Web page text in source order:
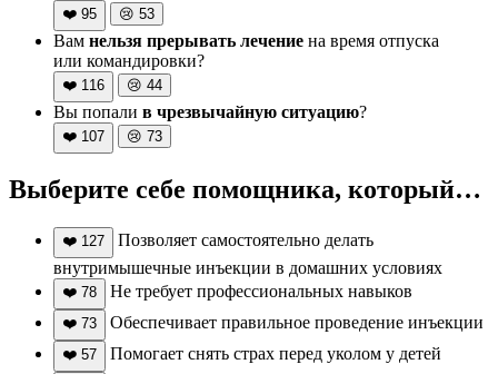
❤️ 95 😢 53
Вам нельзя прерывать лечение на время отпуска
или командировки?
❤️ 116 😢 44
Вы попали в чрезвычайную ситуацию?
❤️ 107 😢 73
Выберите себе помощника, который…
❤️ 127
Позволяет самостоятельно делать
внутримышечные инъекции в домашних условиях
❤️ 78 Не требует профессиональных навыков
❤️ 73 Обеспечивает правильное проведение инъекции
❤️ 57 Помогает снять страх перед уколом у детей